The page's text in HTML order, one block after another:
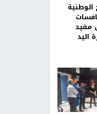
الوطنية
مفيد
اليد